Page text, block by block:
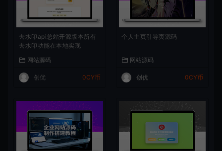
去水印api总站开源版本所有
去水印功能在本地实现
网站源码
创优 0CY币
个人主页引导页源码
网站源码
创优 0CY币